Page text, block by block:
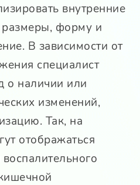
внутренние
форму и
В зависимости от
специалист
о наличии или
изменений,
Так, на
отображаться